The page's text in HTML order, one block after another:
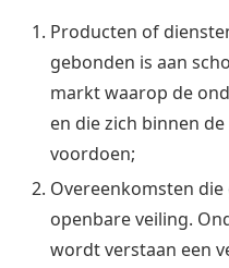
Producten of
gebonden is aan
markt waarop de
en die zich binnen
voordoen;
Overeenkomsten
openbare veiling.
wordt verstaan een